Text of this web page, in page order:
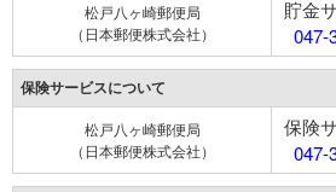
松戸八ヶ崎郵便局
（日本郵便株式会社）
貯金
047-
保険サービスについて
松戸八ヶ崎郵便局
（日本郵便株式会社）
保険
047-